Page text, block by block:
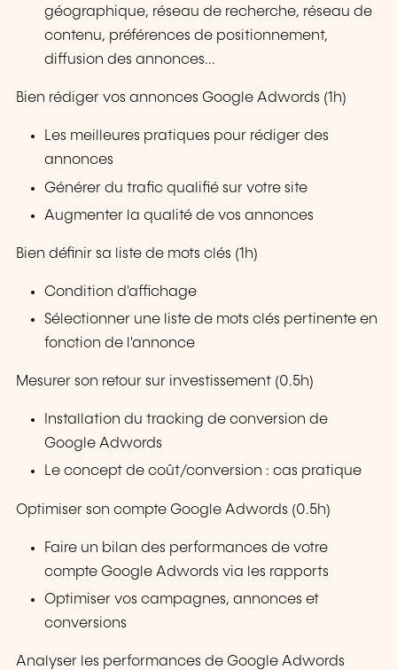
géographique, réseau de recherche, réseau de
contenu, préférences de positionnement,
diffusion des annonces...
Bien rédiger vos annonces Google Adwords (1h)
Les meilleures pratiques pour rédiger des
annonces
Générer du trafic qualifié sur votre site
Augmenter la qualité de vos annonces
Bien définir sa liste de mots clés (1h)
Condition d'affichage
Sélectionner une liste de mots clés pertinente en
fonction de l'annonce
Mesurer son retour sur investissement (0.5h)
Installation du tracking de conversion de
Google Adwords
Le concept de coût/conversion : cas pratique
Optimiser son compte Google Adwords (0.5h)
Faire un bilan des performances de votre
compte Google Adwords via les rapports
Optimiser vos campagnes, annonces et
conversions
Analyser les performances de Google Adwords